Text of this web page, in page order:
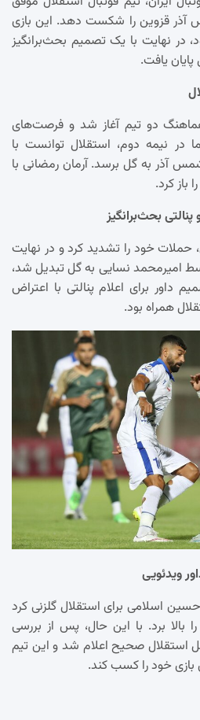
۲ بر ۱ تیم شمس آذر قزوین را شکست دهد. این بازی
در نهایت با یک تصمیم بحث‌برانگیز
یافت.
دو تیم آغاز شد و فرصت‌های
در نیمه دوم، استقلال توانست با
آذر به گل برسد. آرمان رمضانی با
باز کرد.
بحث‌برانگیز
خود را تشدید کرد و در نهایت
امیرمحمد نسایی به گل تبدیل شد،
داور برای اعلام پنالتی با اعتراض
همراه بود.
ویدئویی
اسلامی برای استقلال گلزنی کرد
بالا برد. با این حال، پس از بررسی
استقلال صحیح اعلام شد و این تیم
خود را کسب کند.